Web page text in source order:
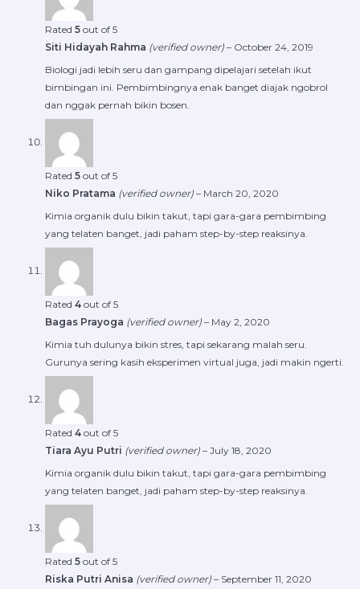
Rated 5 out of 5
Siti Hidayah Rahma (verified owner) – October 24, 2019
Biologi jadi lebih seru dan gampang dipelajari setelah ikut
bimbingan ini. Pembimbingnya enak banget diajak ngobrol
dan nggak pernah bikin bosen.
Rated 5 out of 5
Niko Pratama (verified owner) – March 20, 2020
Kimia organik dulu bikin takut, tapi gara-gara pembimbing
yang telaten banget, jadi paham step-by-step reaksinya.
Rated 4 out of 5
Bagas Prayoga (verified owner) – May 2, 2020
Kimia tuh dulunya bikin stres, tapi sekarang malah seru.
Gurunya sering kasih eksperimen virtual juga, jadi makin ngerti.
Rated 4 out of 5
Tiara Ayu Putri (verified owner) – July 18, 2020
Kimia organik dulu bikin takut, tapi gara-gara pembimbing
yang telaten banget, jadi paham step-by-step reaksinya.
Rated 5 out of 5
Riska Putri Anisa (verified owner) – September 11, 2020